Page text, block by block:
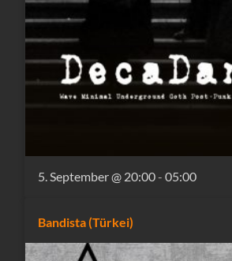
5. September @ 20:00-05:00
Bandista (Türkei)